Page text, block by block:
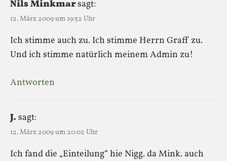
Nils Minkmarsagt:
12. März 2009 um 19:52 Uhr
Ich stimme auch zu. Ich stimme Herrn Graff zu.
Und ich stimme natürlich meinem Admin zu!
Antworten
J. sagt:
12. März 2009 um 20:02 Uhr
Ich fand die „Einteilung“ hie Nigg. da Mink. auch